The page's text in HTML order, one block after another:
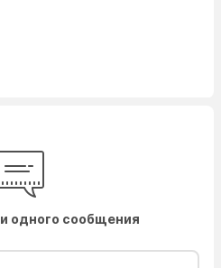
одного сообщения